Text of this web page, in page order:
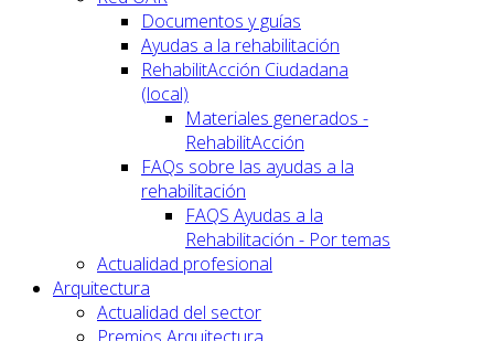
Documentos y guías
Ayudas a la rehabilitación
RehabilitAcción Ciudadana
(local)
Materiales generados -
RehabilitAcción
FAQs sobre las ayudas a la
rehabilitación
FAQS Ayudas a la
Rehabilitación - Por temas
Actualidad profesional
Arquitectura
Actualidad del sector